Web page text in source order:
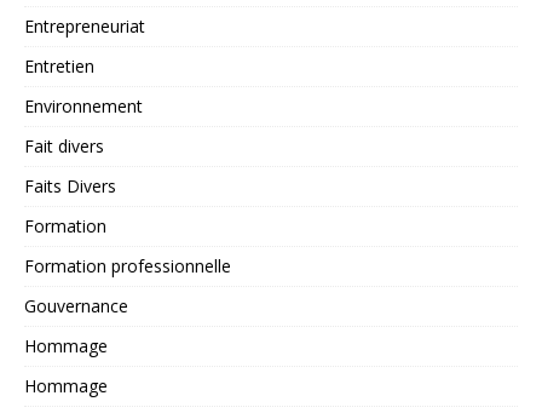
Entrepreneuriat
Entretien
Environnement
Fait divers
Faits Divers
Formation
Formation professionnelle
Gouvernance
Hommage
Hommage